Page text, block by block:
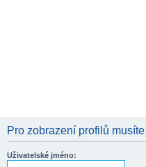
Pro zobrazení profilů
Uživatelské jméno: